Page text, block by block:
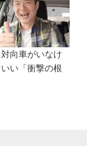
向車がいなけ
い「衝撃の根